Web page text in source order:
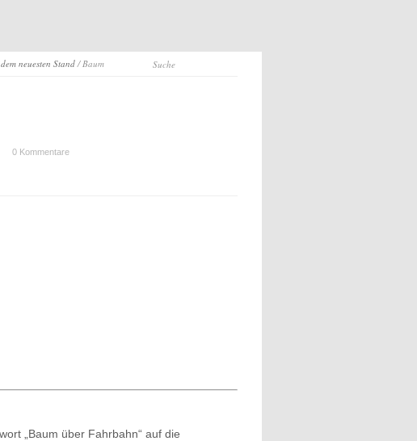
neuesten Stand/ Baum
0 Kommentare
„Baum über Fahrbahn“ auf die